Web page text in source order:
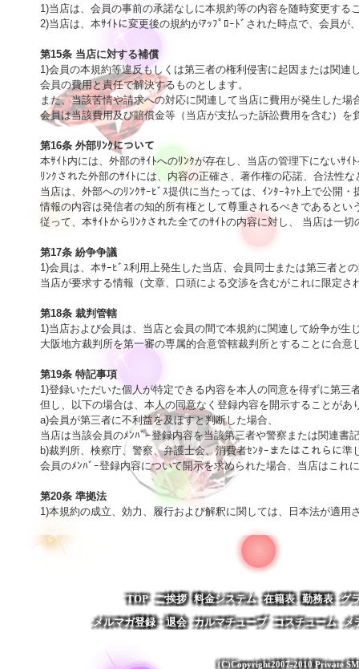
1)当店は、会員の事前の承諾なしに本規約等の内容を随時変更する
2)当店は、本ｻｲﾄに変更後の規約がｱｯﾌﾟﾛｰﾄﾞされた時点で、会員
第15条 当店に対する補償
1)会員の本規約等違反もしくは第三者の権利侵害に起因または関連
会員の費用と責任で解決するものとします。
また、当該苦情や請求への対応に関連して当店に費用が発生した
会員は当該費用及び賠償金等（当店が支払った訴訟費用を含む）
第16条 外部ﾘﾝｸについて
本ｻｲﾄ内には、外部のｻｲﾄへのﾘﾝｸが存在し、当店の管理下にないｻｲ
ﾘﾝｸされた外部のｻｲﾄには、内容の正確さ、著作権の応諾、合法性
当店は、外部へのﾘﾝｸｻｰﾋﾞｽ提供に当たっては、ｲﾝﾀｰﾈｯﾄ上で公開
情報の内容は発信者の知的所有権として尊重されるべきであるとい
従って、本ｻｲﾄからﾘﾝｸされた全てのｻｲﾄの内容に対し、 当店は一
第17条 紛争争議
1)会員は、本ｻｰﾋﾞｽ利用上発生した当店、会員同士または第三者と
当店が要求する情報（文章、口頭による交渉を含むがこれに限定
第18条 裁判管轄
1)当店および会員は、当店と会員の間で本規約に関連して紛争が生
大阪地方裁判所を第一審の専属的合意管轄裁判所とすることに合意
第19条 特記事項
1)登録いただいた個人が特定できる内容を本人の同意を得ずに第三
但し、以下の場合は、本人の同意なく登録内容を開示することがあ
a)会員が第三者に不利益を及ぼすと判断した場合、
当店は当該会員のﾒﾝﾊﾞｰ登録内容を当該第三者や警察または関連書
b)裁判所、検察庁、警察、弁護士会、消費者ｾﾝﾀｰまたはこれらに準
会員のﾒﾝﾊﾞｰ登録内容について開示を求められた場合、当店はこれ
第20条 準拠法
1)本規約の成立、効力、履行および解釈に関しては、日本法が適用
TOP ご挨拶 料金システム 在籍表 勤務表 グ
メルマガ登録・退会 カルマチューブ コスチューム メ
(C)Copyright2007-2010 Private